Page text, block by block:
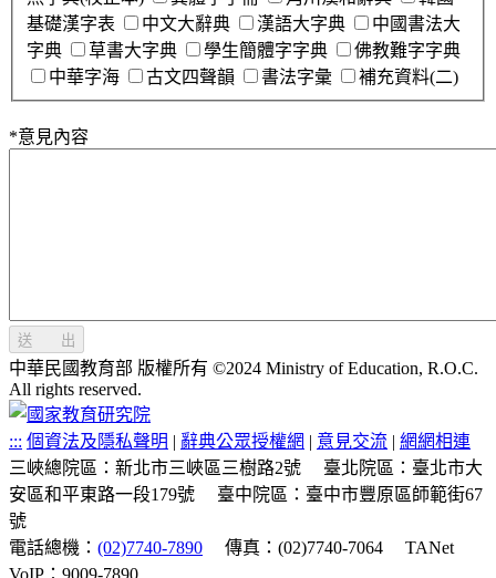
基礎漢字表
中文大辭典 漢語大字典
中國書法大
字典
草書大字典 學生簡體字字典
佛教難字字典
中華字海
古文四聲韻 書法字彙 補充資料(二)
*意見內容
送 出
中華民國教育部 版權所有 ©2024 Ministry of Education, R.O.C.
All rights reserved.
::: 個資法及隱私聲明 | 辭典公眾授權網 | 意見交流 | 網網相連
三峽總院區：新北市三峽區三樹路2號
臺北院區：臺北市大
安區和平東路一段179號
臺中院區：臺中市豐原區師範街67
號
電話總機： (02)7740-7890 傳真：(02)7740-7064
TANet
VoIP：9009-7890